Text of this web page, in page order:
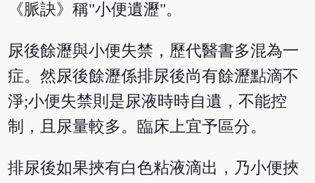
《脈訣》稱"小便遺瀝"。
尿後餘瀝與小便失禁，歷代醫書多混為一
症。然尿後餘瀝係排尿後尚有餘瀝點滴不
淨;小便失禁則是尿液時時自遺，不能控
制，且尿量較多。臨床上宜予區分。
排尿後如果挾有白色粘液滴出，乃小便挾